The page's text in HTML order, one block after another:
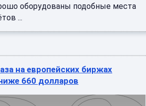
оборудованы подобные места
...
на европейских биржах
660 долларов